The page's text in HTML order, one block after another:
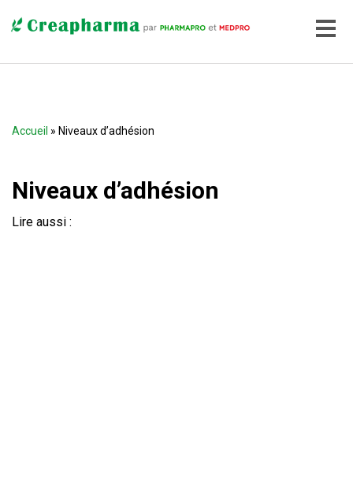
Accueil » Niveaux d’adhésion
Niveaux d’adhésion
Lire aussi :